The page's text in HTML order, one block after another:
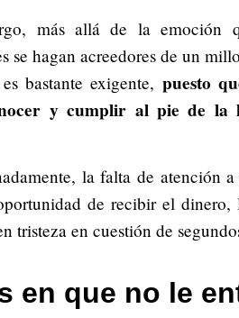
más allá de la emoción
se hagan acreedores de un
bastante exigente, puesto
y cumplir al pie de la
la falta de atención
de recibir el
tristeza en cuestión de
en que no le